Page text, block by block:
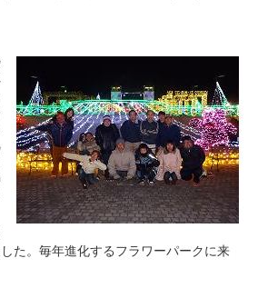
た。毎年進化するフラワーパークに来